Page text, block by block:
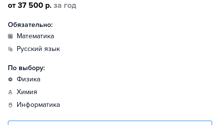
от 37 500 р. за год
Обязательно:
математика
русский язык
По выбору:
физика
химия
информатика